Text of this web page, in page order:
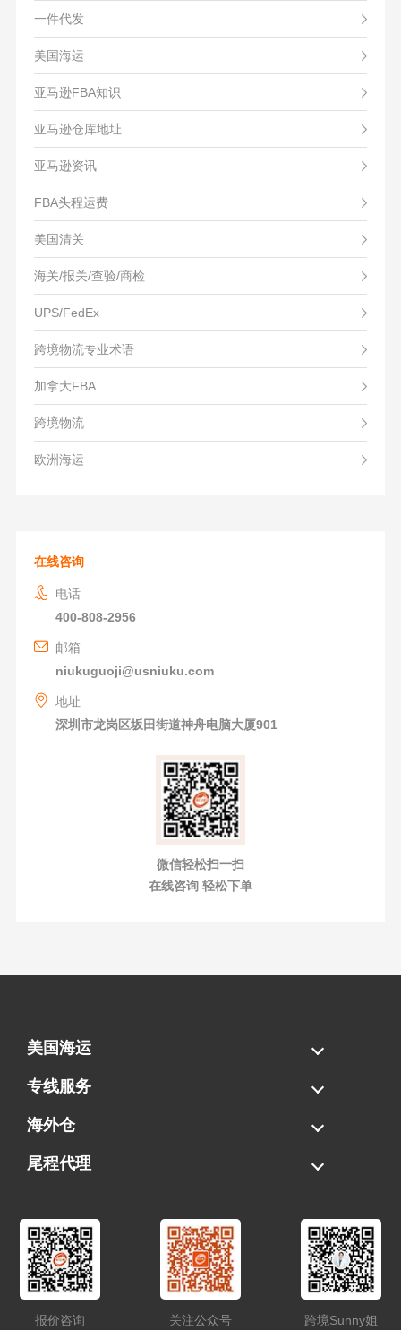
一件代发
美国海运
亚马逊FBA知识
亚马逊仓库地址
亚马逊资讯
FBA头程运费
美国清关
海关/报关/查验/商检
UPS/FedEx
跨境物流专业术语
加拿大FBA
跨境物流
欧洲海运
在线咨询
电话
400-808-2956
邮箱
niukuguoji@usniuku.com
地址
深圳市龙岗区坂田街道神舟电脑大厦901
微信轻松扫一扫
在线咨询 轻松下单
美国海运
海运拼柜
海运整柜
美国海卡
加拿大海运
专线服务
FBA专线直送
超大件专线
AWD专线
电池专线
海外仓
一件代发
FBA中转
贴标换标
拆柜/存储
尾程代理
报价咨询 关注公众号 跨境Sunny姐